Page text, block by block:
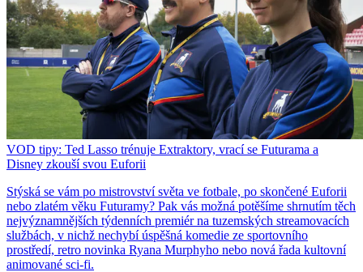
VOD tipy: Ted Lasso trénuje Extraktory, vrací se Futurama a
Disney zkouší svou Euforii
Stýská se vám po mistrovství světa ve fotbale, po skončené Euforii
nebo zlatém věku Futuramy? Pak vás možná potěšíme shrnutím těch
nejvýznamnějších týdenních premiér na tuzemských streamovacích
službách, v nichž nechybí úspěšná komedie ze sportovního
prostředí, retro novinka Ryana Murphyho nebo nová řada kultovní
animované sci-fi.